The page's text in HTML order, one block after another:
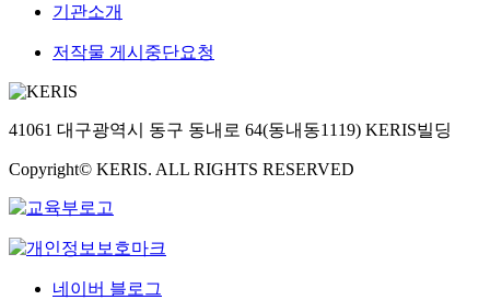
기관소개
저작물 게시중단요청
41061 대구광역시 동구 동내로 64(동내동1119) KERIS빌딩
Copyright© KERIS. ALL RIGHTS RESERVED
네이버 블로그